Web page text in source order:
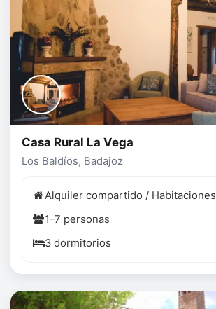
Casa Rural La Vega
Los Baldíos, Badajoz
Alquiler compartido / Habitaciones
1–7 personas
3 dormitorios